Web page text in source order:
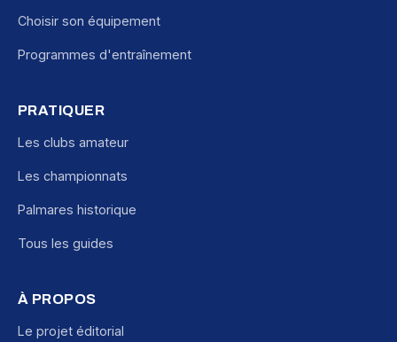
Choisir son équipement
Programmes d'entraînement
PRATIQUER
Les clubs amateur
Les championnats
Palmares historique
Tous les guides
À PROPOS
Le projet éditorial